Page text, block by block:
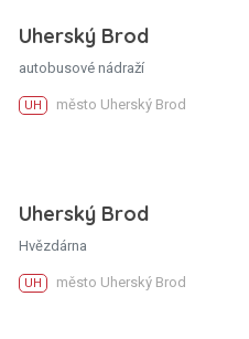
Uherský Brod
autobusové nádraží
UH město Uherský Brod
Uherský Brod
Hvězdárna
UH město Uherský Brod